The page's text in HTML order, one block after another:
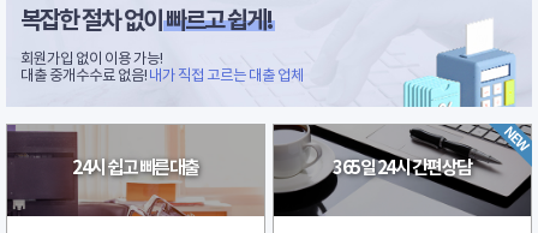
복잡한 절차 없이빠르고 쉽게!
회원가입 없이 이용 가능!
대출 중개수수료 없음! 내가 직접 고르는 대출 업체
24시 쉽고 빠른대출 365일 24시 간편상담